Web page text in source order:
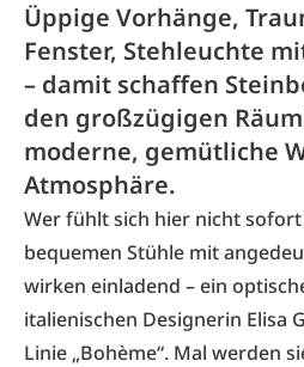
Üppige Vorhänge,
Fenster, Stehleuchte
– damit schaffen
den großzügigen
moderne, gemütliche
Atmosphäre.
Wer fühlt sich hier nicht sofort
bequemen Stühle mit
wirken einladend – ein
italienischen Designerin Elisa
Linie „Bohème“. Mal werden